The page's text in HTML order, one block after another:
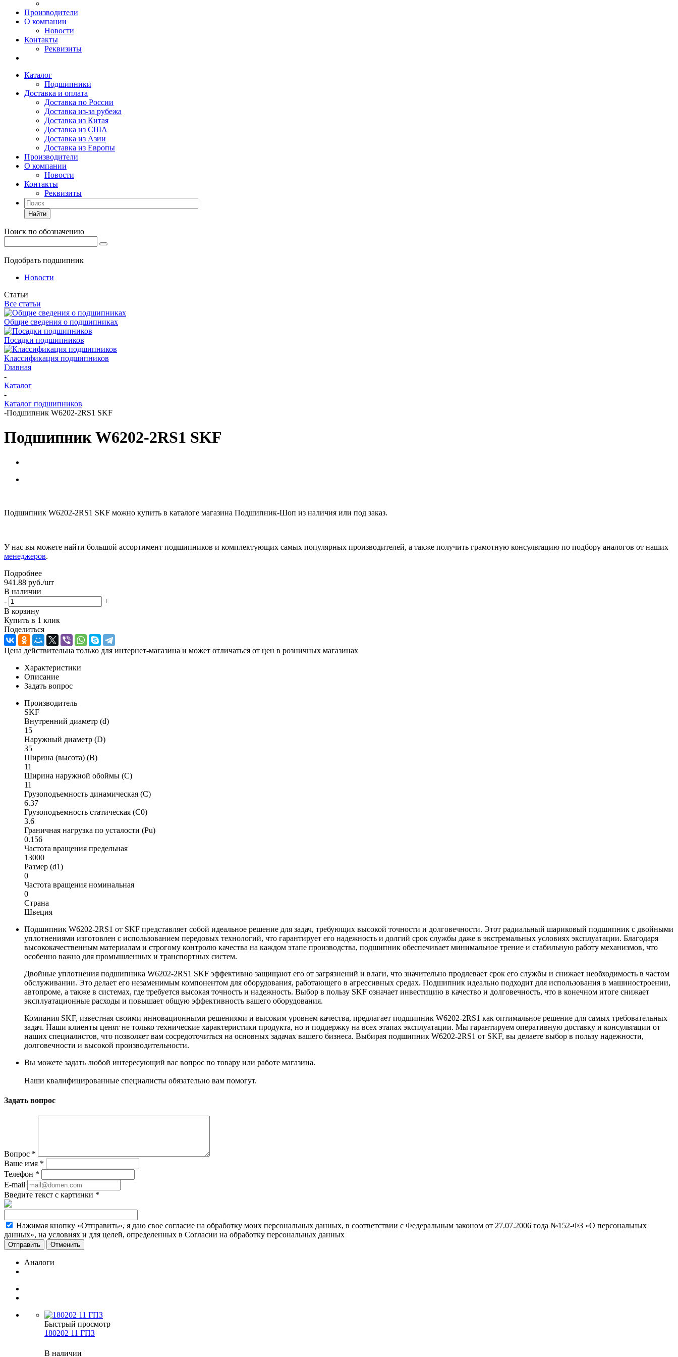
Производители
О компании
Новости
Контакты
Реквизиты
Каталог
Подшипники
Доставка и оплата
Доставка по России
Доставка из-за рубежа
Доставка из Китая
Доставка из США
Доставка из Азии
Доставка из Европы
Производители
О компании
Новости
Контакты
Реквизиты
Найти
Поиск по обозначению
Подобрать подшипник
Новости
Статьи
Все статьи
Общие сведения о подшипниках
Посадки подшипников
Классификация подшипников
Главная
-
Каталог
-
Каталог подшипников
-Подшипник W6202-2RS1 SKF
Подшипник W6202-2RS1 SKF
Подшипник W6202-2RS1 SKF можно купить в каталоге магазина Подшипник-Шоп из наличия или под заказ.
У нас вы можете найти большой ассортимент подшипников и комплектующих самых популярных производителей, а также получить грамотную консультацию по подбору аналогов от наших
менеджеров.
Подробнее
941.88 руб./шт
В наличии
-
+
В корзину
Купить в 1 клик
Поделиться
Цена действительна только для интернет-магазина и может отличаться от цен в розничных магазинах
Характеристики
Описание
Задать вопрос
Производитель
SKF
Внутренний диаметр (d)
15
Наружный диаметр (D)
35
Ширина (высота) (B)
11
Ширина наружной обоймы (C)
11
Грузоподъемность динамическая (C)
6.37
Грузоподъемность статическая (C0)
3.6
Граничная нагрузка по усталости (Pu)
0.156
Частота вращения предельная
13000
Размер (d1)
0
Частота вращения номинальная
0
Страна
Швеция
Подшипник W6202-2RS1 от SKF представляет собой идеальное решение для задач, требующих высокой точности и долговечности. Этот радиальный шариковый подшипник с двойными
уплотнениями изготовлен с использованием передовых технологий, что гарантирует его надежность и долгий срок службы даже в экстремальных условиях эксплуатации. Благодаря
высококачественным материалам и строгому контролю качества на каждом этапе производства, подшипник обеспечивает минимальное трение и стабильную работу механизмов, что
особенно важно для промышленных и транспортных систем.
Двойные уплотнения подшипника W6202-2RS1 SKF эффективно защищают его от загрязнений и влаги, что значительно продлевает срок его службы и снижает необходимость в частом
обслуживании. Это делает его незаменимым компонентом для оборудования, работающего в агрессивных средах. Подшипник идеально подходит для использования в машиностроении,
автопроме, а также в системах, где требуется высокая точность и надежность. Выбор в пользу SKF означает инвестицию в качество и долговечность, что в конечном итоге снижает
эксплуатационные расходы и повышает общую эффективность вашего оборудования.
Компания SKF, известная своими инновационными решениями и высоким уровнем качества, предлагает подшипник W6202-2RS1 как оптимальное решение для самых требовательных
задач. Наши клиенты ценят не только технические характеристики продукта, но и поддержку на всех этапах эксплуатации. Мы гарантируем оперативную доставку и консультации от
наших специалистов, что позволяет вам сосредоточиться на основных задачах вашего бизнеса. Выбирая подшипник W6202-2RS1 от SKF, вы делаете выбор в пользу надежности,
долговечности и высокой производительности.
Вы можете задать любой интересующий вас вопрос по товару или работе магазина.
Наши квалифицированные специалисты обязательно вам помогут.
Задать вопрос
Вопрос *
Ваше имя *
Телефон *
E-mail
Введите текст с картинки *
Нажимая кнопку «Отправить», я даю свое согласие на обработку моих персональных данных, в соответствии с Федеральным законом от 27.07.2006 года №152-ФЗ «О персональных
данных», на условиях и для целей, определенных в Согласии на обработку персональных данных
Отменить
Аналоги
Быстрый просмотр
180202 11 ГПЗ
В наличии